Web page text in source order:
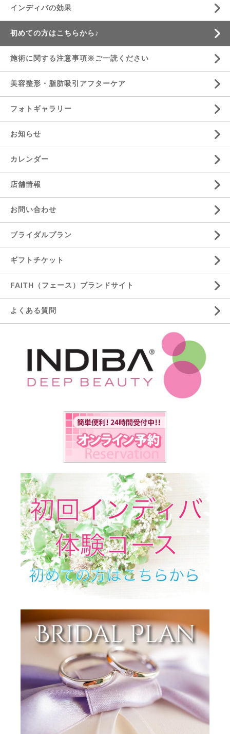
インディバの効果
初めての方はこちらから♪
施術に関する注意事項※ご一読ください
美容整形・脂肪吸引アフターケア
フォトギャラリー
お知らせ
カレンダー
店舗情報
お問い合わせ
ブライダルプラン
ギフトチケット
FAITH（フェース）ブランドサイト
よくある質問